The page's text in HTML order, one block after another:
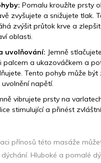
Pomalu kroužíte prsty
zvyšujete a snižujete tlak.
zvýšit průtok krve a zlepšit
oblasti.
uvolňování: Jemně stlačujete
palcem a ukazováčkem a
Tento pohyb může být
napětí.
vibrujete prsty na
stimulující a přinést
přínosů této masáže
Hluboké a pomalé